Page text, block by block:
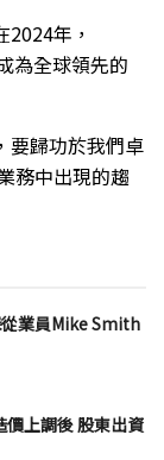
年，
為全球領先的
要歸功於我們卓
務中出現的趨
業員Mike Smith
上調後 股東出資